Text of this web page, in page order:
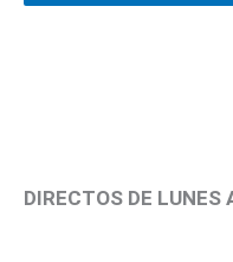
DIRECTOS DE LUNES